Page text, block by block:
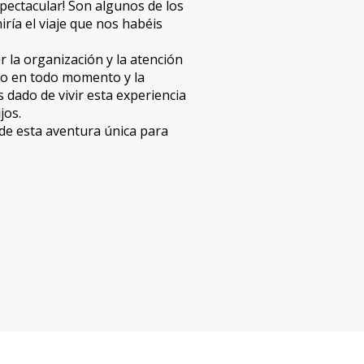
Son algunos de los
el viaje que nos habéis
la organización y la atención
en todo momento y la
de vivir esta experiencia
esta aventura única para